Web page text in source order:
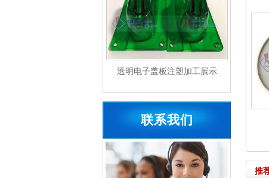
透明电子盖板注塑加工展示
联系我们
推